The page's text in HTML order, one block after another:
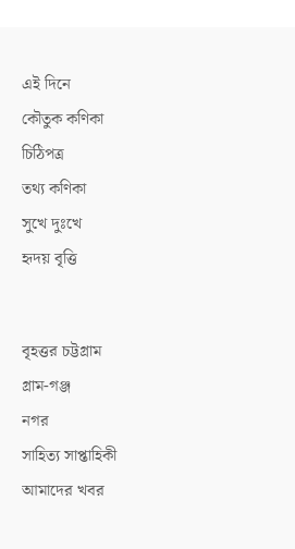
এই দিনে
কৌতুক কণিকা
চিঠিপত্র
তথ্য কণিকা
সুখে দুঃখে
হৃদয় বৃত্তি
বৃহত্তর চট্টগ্রাম
গ্রাম-গঞ্জ
নগর
সাহিত্য সাপ্তাহিকী
আমাদের খবর